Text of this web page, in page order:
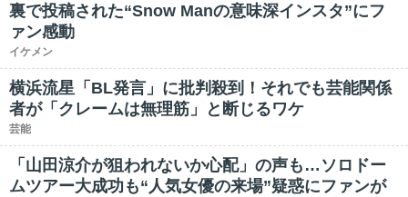
裏で投稿された“Snow Manの意味深インスタ”にフ
ァン感動
イケメン
横浜流星「BL発言」に批判殺到！それでも芸能関係
者が「クレームは無理筋」と断じるワケ
芸能
「山田涼介が狙われないか心配」の声も…ソロドー
ムツアー大成功も“人気女優の来場”疑惑にファンが